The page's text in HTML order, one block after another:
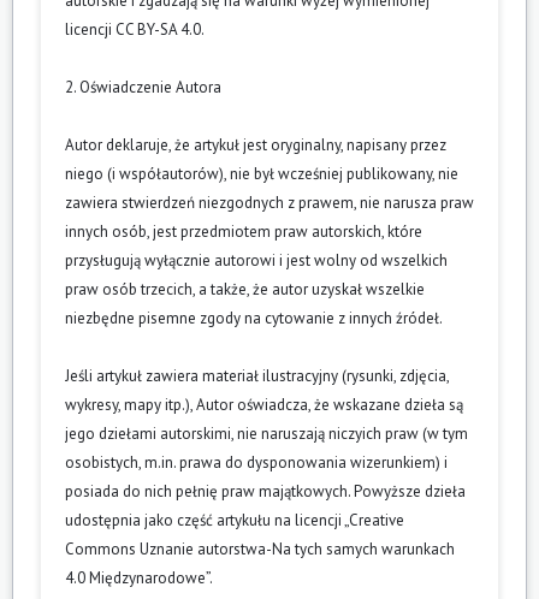
licencji CC BY-SA 4.0.
2. Oświadczenie Autora
Autor deklaruje, że artykuł jest oryginalny, napisany przez
niego (i współautorów), nie był wcześniej publikowany, nie
zawiera stwierdzeń niezgodnych z prawem, nie narusza praw
innych osób, jest przedmiotem praw autorskich, które
przysługują wyłącznie autorowi i jest wolny od wszelkich
praw osób trzecich, a także, że autor uzyskał wszelkie
niezbędne pisemne zgody na cytowanie z innych źródeł.
Jeśli artykuł zawiera materiał ilustracyjny (rysunki, zdjęcia,
wykresy, mapy itp.), Autor oświadcza, że wskazane dzieła są
jego dziełami autorskimi, nie naruszają niczyich praw (w tym
osobistych, m.in. prawa do dysponowania wizerunkiem) i
posiada do nich pełnię praw majątkowych. Powyższe dzieła
udostępnia jako część artykułu na licencji „Creative
Commons Uznanie autorstwa-Na tych samych warunkach
4.0 Międzynarodowe”.